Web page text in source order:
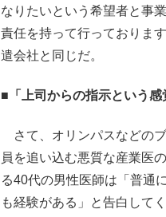
なりたいという希望者と事
責任を持って行っておりま
遣会社と同じだ。
■「上司からの指示という
さて、オリンパスなどの
員を追い込む悪質な産業医
る40代の男性医師は「普通
も経験がある」と告白して